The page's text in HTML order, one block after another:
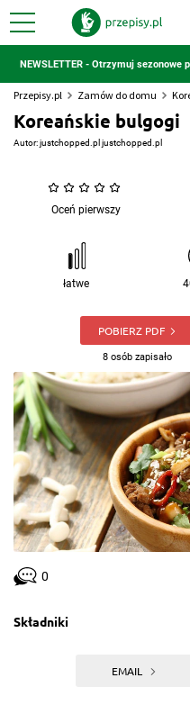
NEWSLETTER - Otrzymuj sezonowe
Przepisy.pl Zamów do domu
Koreańskie bulgogi
Autor:justchopped.pl justchopped.pl
Oceń pierwszy
łatwe
POBIERZ PDF
8 osób zapisało
0
Składniki
EMAIL